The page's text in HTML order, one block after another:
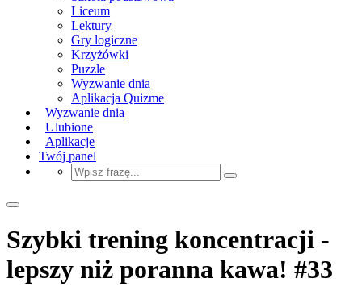
Liceum
Lektury
Gry logiczne
Krzyżówki
Puzzle
Wyzwanie dnia
Aplikacja Quizme
Wyzwanie dnia
Ulubione
Aplikacje
Twój panel
Szybki trening koncentracji -
lepszy niż poranna kawa! #33